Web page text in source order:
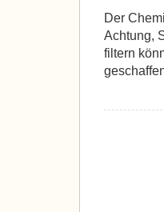
Der
Achtung,
filtern